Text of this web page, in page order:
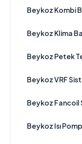
Beykoz Kombi
Beykoz Klima
Beykoz Petek
Beykoz VRF
Beykoz Fancoil
Beykoz Isı